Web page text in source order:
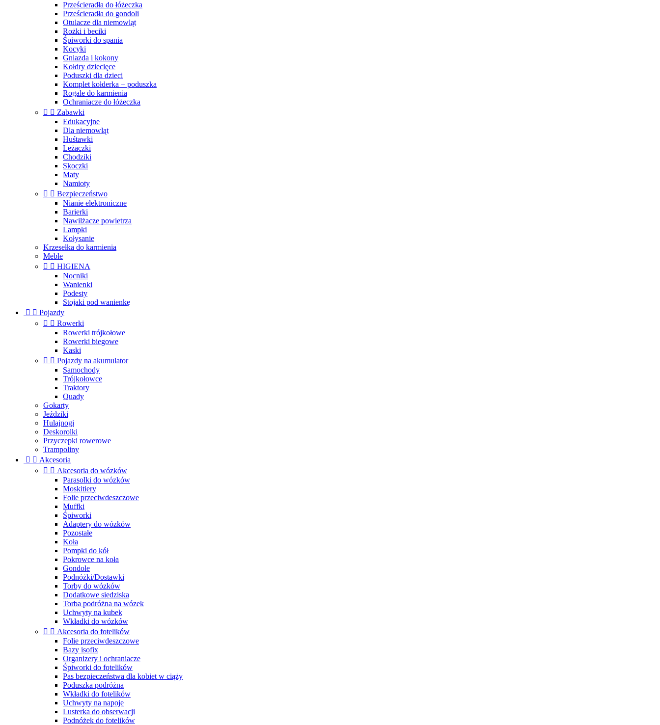
Prześcieradła do łóżeczka
Prześcieradła do gondoli
Otulacze dla niemowląt
Rożki i beciki
Śpiworki do spania
Kocyki
Gniazda i kokony
Kołdry dziecięce
Poduszki dla dzieci
Komplet kołderka + poduszka
Rogale do karmienia
Ochraniacze do łóżeczka
  Zabawki
Edukacyjne
Dla niemowląt
Huśtawki
Leżaczki
Chodziki
Skoczki
Maty
Namioty
  Bezpieczeństwo
Nianie elektroniczne
Barierki
Nawilżacze powietrza
Lampki
Kołysanie
Krzesełka do karmienia
Meble
  HIGIENA
Nocniki
Wanienki
Podesty
Stojaki pod wanienkę
  Pojazdy
  Rowerki
Rowerki trójkołowe
Rowerki biegowe
Kaski
  Pojazdy na akumulator
Samochody
Trójkołowce
Traktory
Quady
Gokarty
Jeździki
Hulajnogi
Deskorolki
Przyczepki rowerowe
Trampoliny
  Akcesoria
  Akcesoria do wózków
Parasolki do wózków
Moskitiery
Folie przeciwdeszczowe
Muffki
Śpiworki
Adaptery do wózków
Pozostałe
Koła
Pompki do kół
Pokrowce na koła
Gondole
Podnóżki/Dostawki
Torby do wózków
Dodatkowe siedziska
Torba podróżna na wózek
Uchwyty na kubek
Wkładki do wózków
  Akcesoria do fotelików
Folie przeciwdeszczowe
Bazy isofix
Organizery i ochraniacze
Śpiworki do fotelików
Pas bezpieczeństwa dla kobiet w ciąży
Poduszka podróżna
Wkładki do fotelików
Uchwyty na napoje
Lusterka do obserwacji
Podnóżek do fotelików